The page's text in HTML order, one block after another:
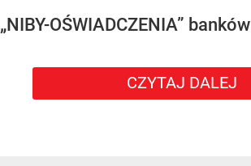
„NIBY-OŚWIADCZENIA” banków
CZYTAJ DALEJ